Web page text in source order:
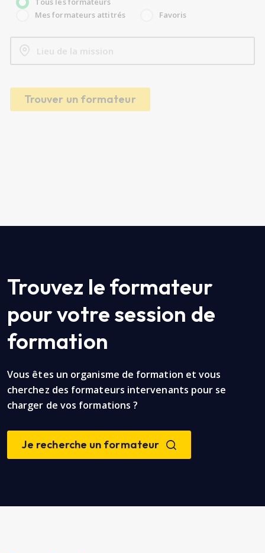
Mes formateurs attitrés
Favoris
Trouver un formateur
Trouvez le formateur
pour votre session de
formation
Vous êtes un organisme de formation et vous
cherchez des formateurs intervenants pour se
charger de vos formations ?
Je recherche un formateur